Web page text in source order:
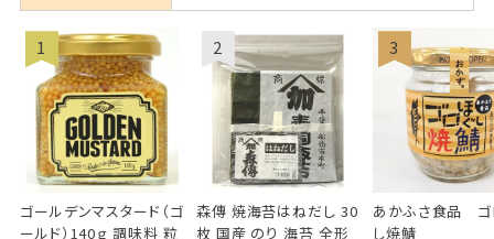
ゴールデンマスタード（ゴ
ールド）140ｇ 調味料 粒
森傳 焼海苔はねだし 30
枚 国産 のり 海苔 全形
あかふさ食品 ゴ
し焼鯖